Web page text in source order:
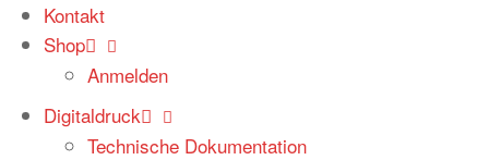
Kontakt
Shop
Anmelden
Digitaldruck
Technische Dokumentation